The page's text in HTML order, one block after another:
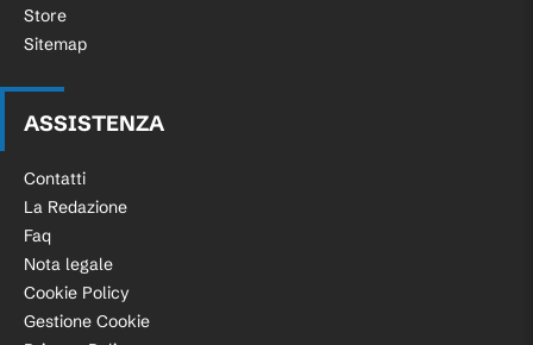
Store
Sitemap
ASSISTENZA
Contatti
La Redazione
Faq
Nota legale
Cookie Policy
Gestione Cookie